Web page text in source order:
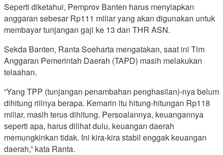
Seperti diketahui, Pemprov Banten harus menyiapkan
anggaran sebesar Rp111 miliar yang akan digunakan untuk
membayar tunjangan gaji ke 13 dan THR ASN.
Sekda Banten, Ranta Soeharta mengatakan, saat ini Tim
Anggaran Pemerintah Daerah (TAPD) masih melakukan
telaahan.
“Yang TPP (tunjangan penambahan penghasilan)-nya belum
dihitung riilnya berapa. Kemarin itu hitung-hitungan Rp118
miliar, masih terus dihitung. Persoalannya, keuangannya
seperti apa, harus dilihat dulu, keuangan daerah
memungkinkan tidak. Ini kira-kira stabil enggak keuangan
daerah,” kata Ranta.